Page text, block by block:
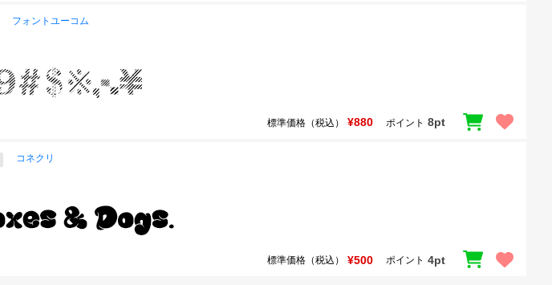
フォントユーコム
標準価格（税込） ¥880 ポイント 8pt
コネクリ
標準価格（税込） ¥500 ポイント 4pt